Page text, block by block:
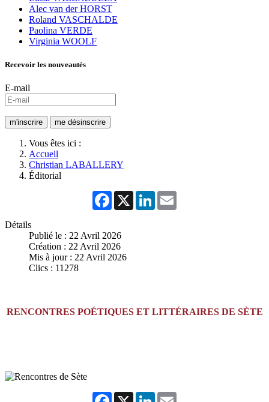
Alec van der HORST
Roland VASCHALDE
Paolina VERDE
Virginia WOOLF
Recevoir les nouveautés
E-mail
Vous êtes ici :
Accueil
Christian LABALLERY
Éditorial
Facebook
X LinkedIn
Détails
Publié le : 22 Avril 2026
Création : 22 Avril 2026
Mis à jour : 22 Avril 2026
Clics : 11278
RENCONTRES POÉTIQUES ET LITTÉRAIRES DE SÈTE
Facebook
X LinkedIn